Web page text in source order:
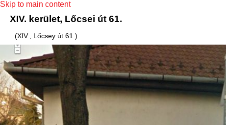
Skip to main content
XIV. kerület, Lőcsei út 61.
(XIV., Lőcsey út 61.)